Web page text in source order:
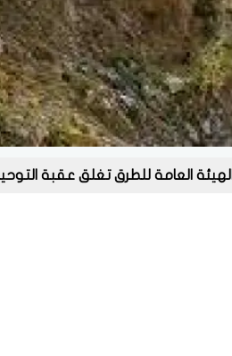
الهيئة العامة للطرق تغلق عقبة